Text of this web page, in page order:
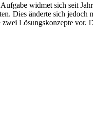
widmet sich seit
Dies änderte sich
Lösungskonzepte vor.